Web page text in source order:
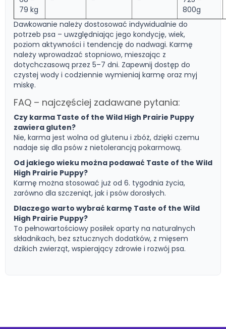
79 kg
800g
Dawkowanie należy dostosować indywidualnie do
potrzeb psa – uwzględniając jego kondycję, wiek,
poziom aktywności i tendencję do nadwagi. Karmę
należy wprowadzać stopniowo, mieszając z
dotychczasową przez 5–7 dni. Zapewnij dostęp do
czystej wody i codziennie wymieniaj karmę oraz myj
miskę.
FAQ – najczęściej zadawane pytania:
Czy karma Taste of the Wild High Prairie Puppy
zawiera gluten?
Nie, karma jest wolna od glutenu i zbóż, dzięki czemu
nadaje się dla psów z nietolerancją pokarmową.
Od jakiego wieku można podawać Taste of the Wild
High Prairie Puppy?
Karmę można stosować już od 6. tygodnia życia,
zarówno dla szczeniąt, jak i psów dorosłych.
Dlaczego warto wybrać karmę Taste of the Wild
High Prairie Puppy?
To pełnowartościowy posiłek oparty na naturalnych
składnikach, bez sztucznych dodatków, z mięsem
dzikich zwierząt, wspierający zdrowie i rozwój psa.